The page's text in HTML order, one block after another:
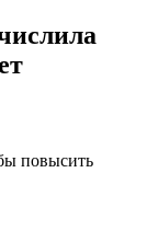
повысить